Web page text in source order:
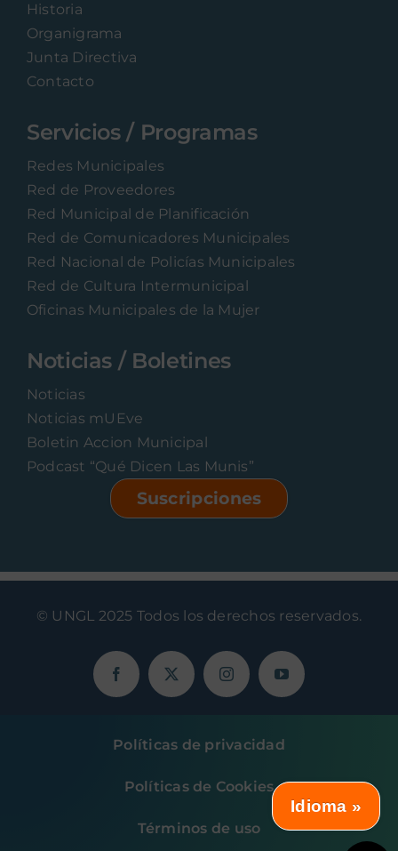
Historia
Organigrama
Junta Directiva
Contacto
Servicios / Programas
Redes Municipales
Red de Proveedores
Red Municipal de Planificación
Red de Comunicadores Municipales
Red Nacional de Policías Municipales
Red de Cultura Intermunicipal
Oficinas Municipales de la Mujer
Noticias / Boletines
Noticias
Noticias mUEve
Boletin Accion Municipal
Podcast “Qué Dicen Las Munis”
Suscripciones
© UNGL 2025 Todos los derechos reservados.
Políticas de privacidad
Políticas de Cookies
Términos de uso
Idioma »